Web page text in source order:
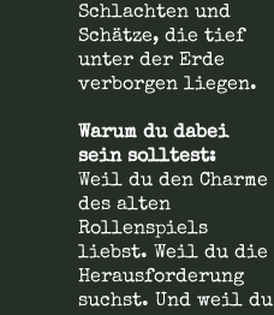
Schlachten und
Schätze, die tief
unter der Erde
verborgen liegen.
Warum du dabei
sein solltest:
Weil du den Charme
des alten
Rollenspiels
liebst. Weil du die
Herausforderung
suchst. Und weil du